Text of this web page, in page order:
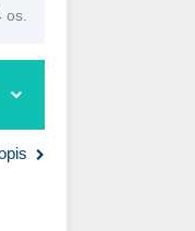
os.